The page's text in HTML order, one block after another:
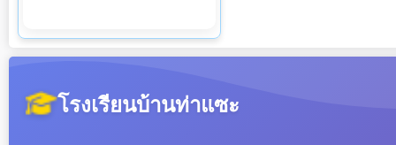
โรงเรียนบ้านท่าแซะ